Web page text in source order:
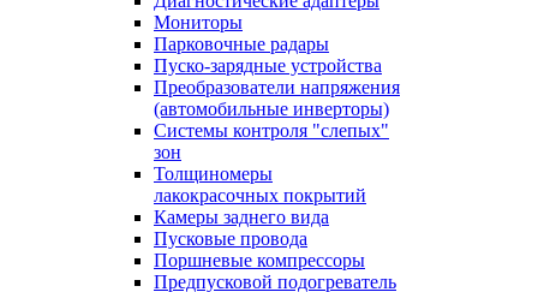
Мониторы
Парковочные радары
Пуско-зарядные устройства
Преобразователи напряжения
(автомобильные инверторы)
Системы контроля "слепых"
зон
Толщиномеры
лакокрасочных покрытий
Камеры заднего вида
Пусковые провода
Поршневые компрессоры
Предпусковой подогреватель